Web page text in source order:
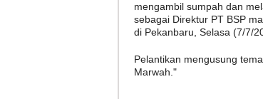
mengambil sumpah dan
sebagai Direktur PT BSP
di Pekanbaru, Selasa (7/7/
Pelantikan mengusung
Marwah."